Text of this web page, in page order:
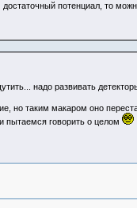
потенциал, то
надо развивать
но таким макаром оно
пытаемся говорить о целом